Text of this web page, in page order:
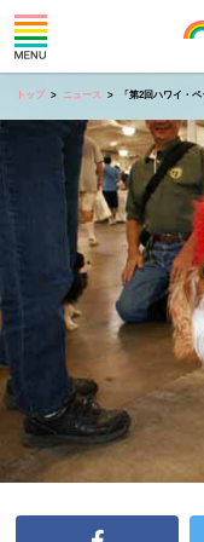
トップ ニュース 「第2回ハワイ・